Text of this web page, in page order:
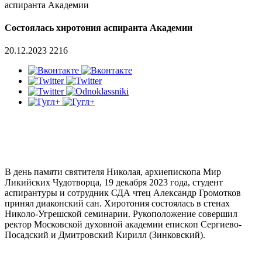
аспиранта Академии
Состоялась хиротония аспиранта Академии
20.12.2023 2216
В день памяти святителя Николая, архиепископа Мир
Ликийских Чудотворца, 19 декабря 2023 года, студент
аспирантуры и сотрудник СДА чтец Александр Громотков
принял диаконский сан. Хиротония состоялась в стенах
Николо-Угрешской семинарии. Рукоположение совершил
ректор Московской духовной академии епископ Сергиево-
Посадский и Дмитровский Кирилл (Зинковский).